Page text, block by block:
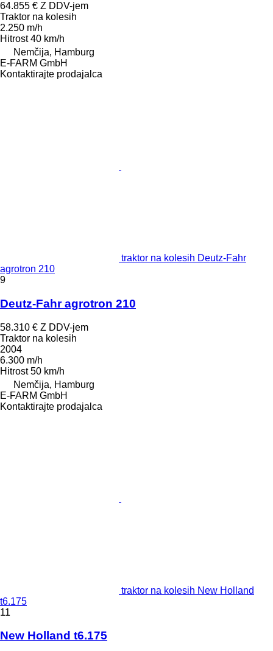
64.855 € Z DDV-jem
Traktor na kolesih
2.250 m/h
Hitrost 40 km/h
Nemčija, Hamburg
E-FARM GmbH
Kontaktirajte prodajalca
traktor na kolesih Deutz-Fahr
agrotron 210
9
Deutz-Fahr agrotron 210
58.310 € Z DDV-jem
Traktor na kolesih
2004
6.300 m/h
Hitrost 50 km/h
Nemčija, Hamburg
E-FARM GmbH
Kontaktirajte prodajalca
traktor na kolesih New Holland
t6.175
11
New Holland t6.175